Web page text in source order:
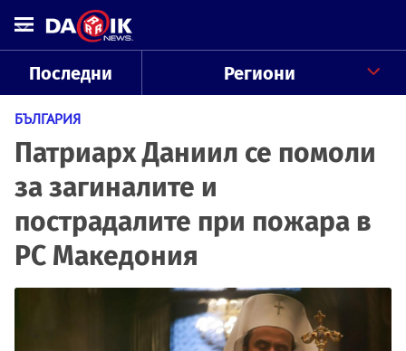
Последни Региони
БЪЛГАРИЯ
Патриарх Даниил се помоли
за загиналите и
пострадалите при пожара в
РС Македония